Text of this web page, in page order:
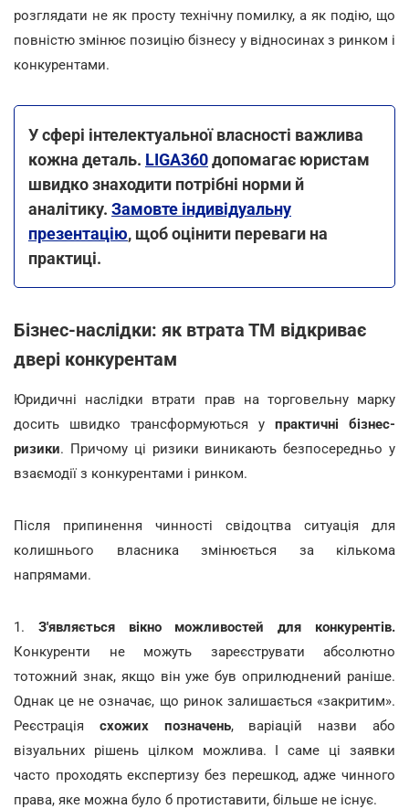
розглядати не як просту технічну помилку, а як подію, що
повністю змінює позицію бізнесу у відносинах з ринком і
конкурентами.
У сфері інтелектуальної власності важлива
кожна деталь. LIGA360допомагає юристам
швидко знаходити потрібні норми й
аналітику. Замовте індивідуальну
презентацію, щоб оцінити переваги на
практиці.
Бізнес-наслідки: як втрата ТМ відкриває
двері конкурентам
Юридичні наслідки втрати прав на торговельну марку
досить швидко трансформуються у практичні бізнес-
ризики. Причому ці ризики виникають безпосередньо у
взаємодії з конкурентами і ринком.
Після припинення чинності свідоцтва ситуація для
колишнього власника змінюється за кількома
напрямами.
1. З'являється вікно можливостей для конкурентів.
Конкуренти не можуть зареєструвати абсолютно
тотожний знак, якщо він уже був оприлюднений раніше.
Однак це не означає, що ринок залишається «закритим».
Реєстрація схожих позначень, варіацій назви або
візуальних рішень цілком можлива. І саме ці заявки
часто проходять експертизу без перешкод, адже чинного
права, яке можна було б протиставити, більше не існує.